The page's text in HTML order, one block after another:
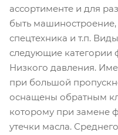
ассортименте и для
быть
спецтехника и т.п.
следующие категории
Низкого давления.
при большой
оснащены обратным
которому при замене
утечки масла.